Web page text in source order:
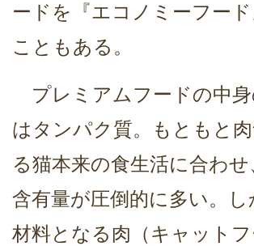
ードを『エコノミーフー
こともある。
プレミアムフードの中身
はタンパク質。もともと
る猫本来の食生活に合わ
含有量が圧倒的に多い。
材料となる肉（キャット